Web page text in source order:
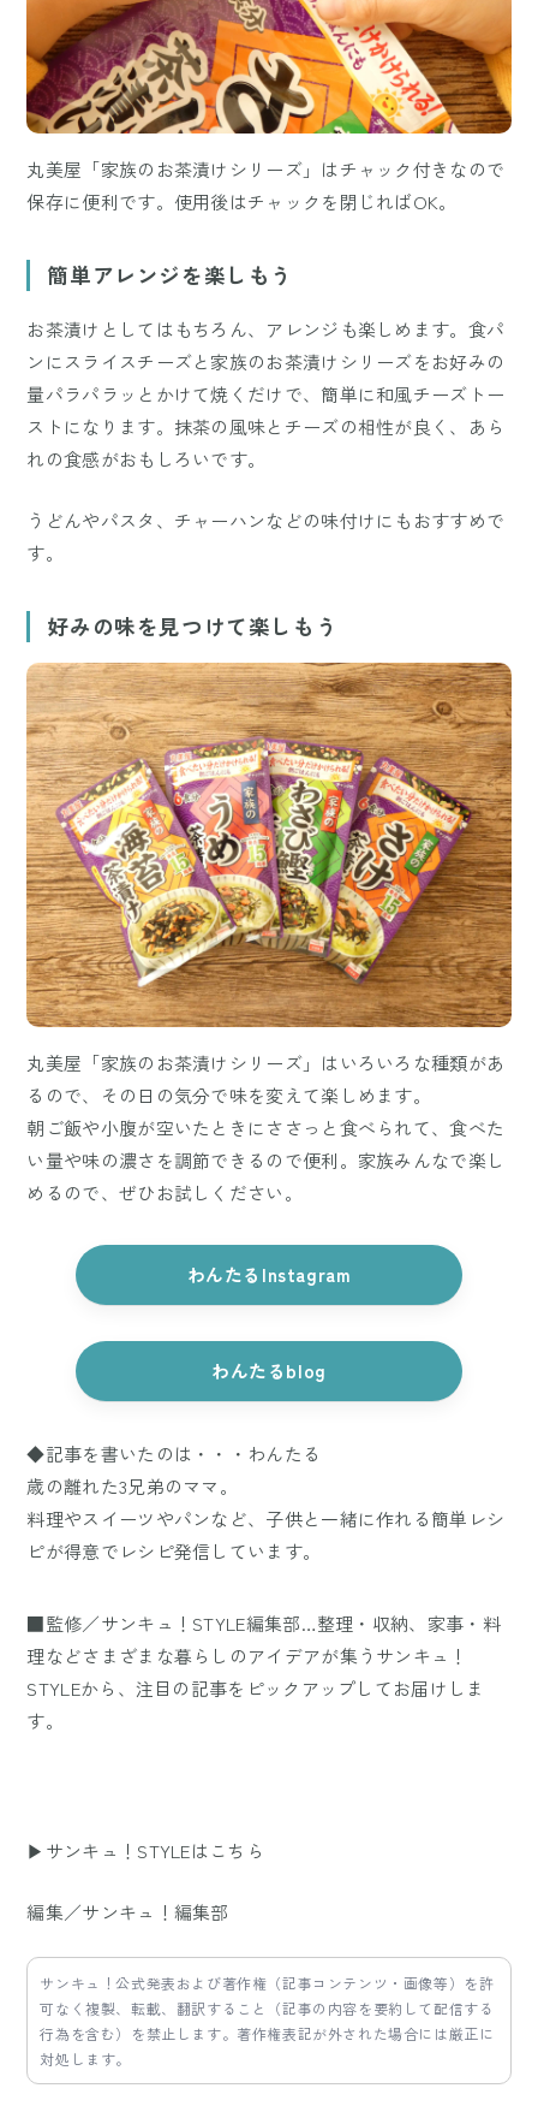
丸美屋「家族のお茶漬けシリーズ」はチャック付きなので
保存に便利です。使用後はチャックを閉じればOK。
簡単アレンジを楽しもう
お茶漬けとしてはもちろん、アレンジも楽しめます。食パ
ンにスライスチーズと家族のお茶漬けシリーズをお好みの
量パラパラッとかけて焼くだけで、簡単に和風チーズトー
ストになります。抹茶の風味とチーズの相性が良く、あら
れの食感がおもしろいです。
うどんやパスタ、チャーハンなどの味付けにもおすすめで
す。
好みの味を見つけて楽しもう
丸美屋「家族のお茶漬けシリーズ」はいろいろな種類があ
るので、その日の気分で味を変えて楽しめます。
朝ご飯や小腹が空いたときにささっと食べられて、食べた
い量や味の濃さを調節できるので便利。家族みんなで楽し
めるので、ぜひお試しください。
わんたるInstagram
わんたるblog
◆記事を書いたのは・・・わんたる
歳の離れた3兄弟のママ。
料理やスイーツやパンなど、子供と一緒に作れる簡単レシ
ピが得意でレシピ発信しています。
■監修／サンキュ！STYLE編集部…整理・収納、家事・料
理などさまざまな暮らしのアイデアが集うサンキュ！
STYLEから、注目の記事をピックアップしてお届けしま
す。
▶サンキュ！STYLEはこちら
編集／サンキュ！編集部
サンキュ！公式発表および著作権（記事コンテンツ・画像等）を許
可なく複製、転載、翻訳すること（記事の内容を要約して配信する
行為を含む）を禁止します。著作権表記が外された場合には厳正に
対処します。